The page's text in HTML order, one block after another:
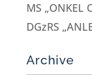
MS „ONKEL
DGzRS
Archive